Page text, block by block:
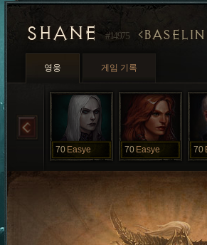
SHANE#14975
영웅 게임 기록
70 Easye 70 Easye 70